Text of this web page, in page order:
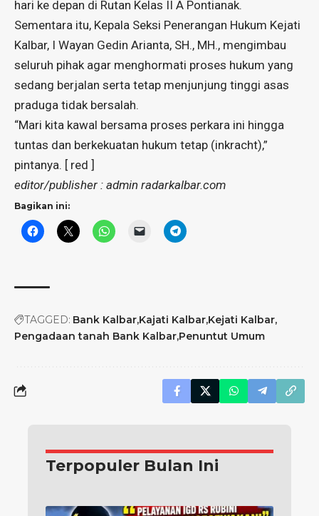
hari ke depan di Rutan Kelas II A Pontianak.
Sementara itu, Kepala Seksi Penerangan Hukum Kejati
Kalbar, I Wayan Gedin Arianta, SH., MH., mengimbau
seluruh pihak agar menghormati proses hukum yang
sedang berjalan serta tetap menjunjung tinggi asas
praduga tidak bersalah.
“Mari kita kawal bersama proses perkara ini hingga
tuntas dan berkekuatan hukum tetap (inkracht),”
pintanya. [ red ]
editor/publisher : admin radarkalbar.com
Bagikan ini:
TAGGED: Bank Kalbar Kajati Kalbar Kejati Kalbar
Pengadaan tanah Bank Kalbar Penuntut Umum
Terpopuler Bulan Ini